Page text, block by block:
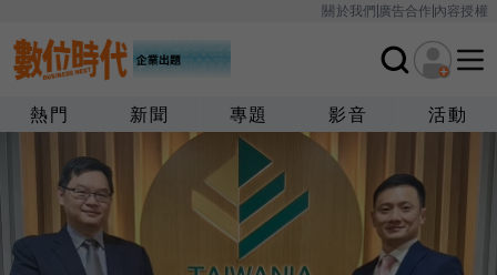
關於我們廣告合作內容授權
熱門 新聞 專題 影音 活動